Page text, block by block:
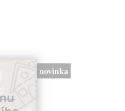
novinka